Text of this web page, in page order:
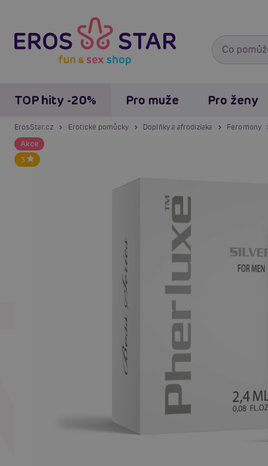
TOP hity -20% Pro muže Pro ženy
ErosStar.cz Erotické pomůcky Doplňky a afrodiziaka Feromony
Akce
3